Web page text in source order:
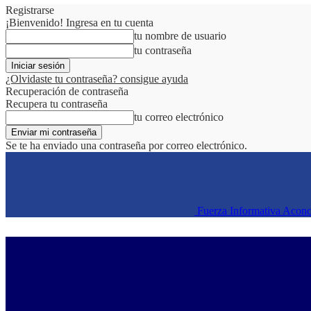
Registrarse
¡Bienvenido! Ingresa en tu cuenta
tu nombre de usuario
tu contraseña
¿Olvidaste tu contraseña? consigue ayuda
Recuperación de contraseña
Recupera tu contraseña
tu correo electrónico
Se te ha enviado una contraseña por correo electrónico.
Fuerza Informativa